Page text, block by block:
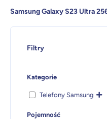
Samsung Galaxy S23 Ultra
Filtry
Kategorie
Telefony Samsung
Pojemność